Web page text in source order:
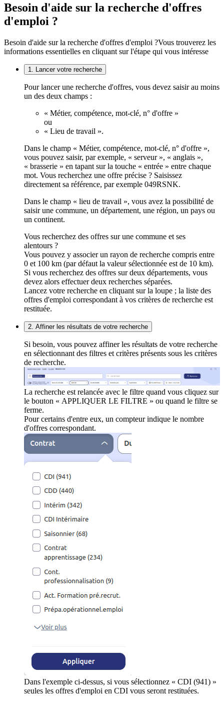
Besoin d'aide sur la recherche d'offres
d'emploi ?
Besoin d'aide sur la recherche d'offres d'emploi ?Vous trouverez les
informations essentielles en cliquant sur l'étape qui vous intéresse
1. Lancer votre recherche
Pour lancer une recherche d'offres, vous devez saisir au moins
un des deux champs :
« Métier, compétence, mot-clé, n° d'offre »
ou
« Lieu de travail ».
Dans le champ « Métier, compétence, mot-clé, n° d'offre »,
vous pouvez saisir, par exemple, « serveur », « anglais »,
« brasserie » en tapant sur la touche « entrée » entre chaque
mot. Vous recherchez une offre précise ? Saisissez
directement sa référence, par exemple 049RSNK.
Dans le champ « lieu de travail », vous avez la possibilité de
saisir une commune, un département, une région, un pays ou
un continent.
Vous recherchez des offres sur une commune et ses
alentours ?
Vous pouvez y associer un rayon de recherche compris entre
0 et 100 km (par défaut la valeur sélectionnée est de 10 km).
Si vous recherchez des offres sur deux départements, vous
devez alors effectuer deux recherches séparées.
Lancez votre recherche en cliquant sur la loupe ; la liste des
offres d'emploi correspondant à vos critères de recherche est
restituée.
2. Affiner les résultats de votre recherche
Si besoin, vous pouvez affiner les résultats de votre recherche
en sélectionnant des filtres et critères présents sous les critères
de recherche.
La recherche est relancée avec le filtre quand vous cliquez sur
le bouton « APPLIQUER LE FILTRE » ou quand le filtre se
ferme.
Pour certains d'entre eux, un compteur indique le nombre
d'offres correspondant.
Dans l'exemple ci-dessus, si vous sélectionnez « CDI (941) »
seules les offres d'emploi en CDI vous seront restituées.